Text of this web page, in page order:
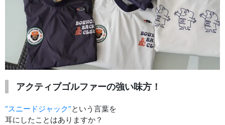
アクティブゴルファーの強い味方！
“スニードジャック”という言葉を
耳にしたことはありますか？
いつでもメール内のリンクから配信停止できます